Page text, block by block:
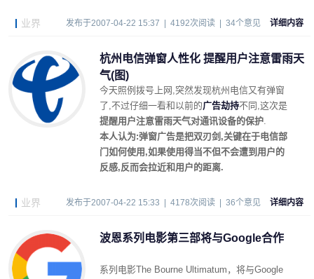
业界 发布于2007-04-22 15:37 | 4192次阅读 | 34个意见 详细内容
杭州电信弹窗人性化 提醒用户注意雷雨天
气(图)
今天照例拨号上网,突然发现杭州电信又有弹窗
了,不过仔细一看和以前的广告劫持不同,这次是
提醒用户注意雷雨天气对通讯设备的保护.
本人认为:弹窗广告是把双刃剑,关键在于电信部
门如何使用,如果使用得当不但不会遭到用户的
反感,反而会拉近和用户的距离.
业界 发布于2007-04-22 15:33 | 4178次阅读 | 36个意见 详细内容
波恩系列电影第三部将与Google合作
系列电影The Bourne Ultimatum，将与Google